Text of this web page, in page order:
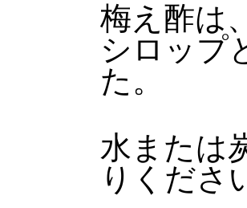
梅え酢は
シロップ
た。
水または
りくださ